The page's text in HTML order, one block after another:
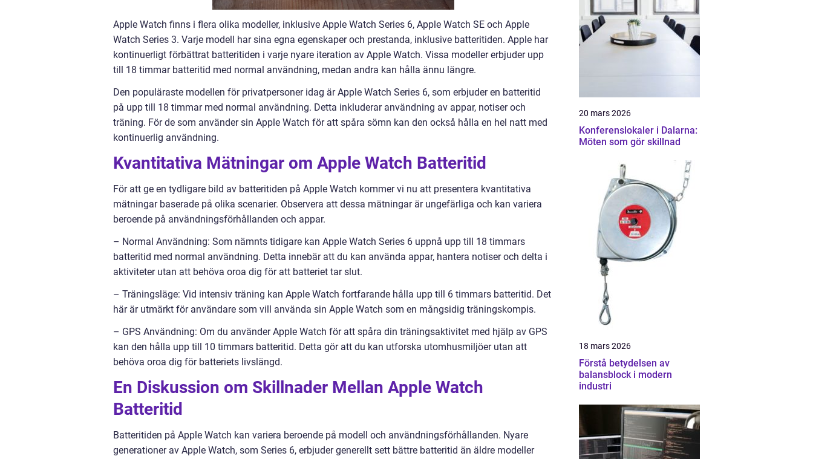
Apple Watch finns i flera olika modeller, inklusive Apple Watch Series 6, Apple Watch SE och Apple
Watch Series 3. Varje modell har sina egna egenskaper och prestanda, inklusive batteritiden. Apple har
kontinuerligt förbättrat batteritiden i varje nyare iteration av Apple Watch. Vissa modeller erbjuder upp
till 18 timmar batteritid med normal användning, medan andra kan hålla ännu längre.
Den populäraste modellen för privatpersoner idag är Apple Watch Series 6, som erbjuder en batteritid
på upp till 18 timmar med normal användning. Detta inkluderar användning av appar, notiser och
träning. För de som använder sin Apple Watch för att spåra sömn kan den också hålla en hel natt med
kontinuerlig användning.
Kvantitativa Mätningar om Apple Watch Batteritid
För att ge en tydligare bild av batteritiden på Apple Watch kommer vi nu att presentera kvantitativa
mätningar baserade på olika scenarier. Observera att dessa mätningar är ungefärliga och kan variera
beroende på användningsförhållanden och appar.
– Normal Användning: Som nämnts tidigare kan Apple Watch Series 6 uppnå upp till 18 timmars
batteritid med normal användning. Detta innebär att du kan använda appar, hantera notiser och delta i
aktiviteter utan att behöva oroa dig för att batteriet tar slut.
– Träningsläge: Vid intensiv träning kan Apple Watch fortfarande hålla upp till 6 timmars batteritid. Det
här är utmärkt för användare som vill använda sin Apple Watch som en mångsidig träningskompis.
– GPS Användning: Om du använder Apple Watch för att spåra din träningsaktivitet med hjälp av GPS
kan den hålla upp till 10 timmars batteritid. Detta gör att du kan utforska utomhusmiljöer utan att
behöva oroa dig för batteriets livslängd.
En Diskussion om Skillnader Mellan Apple Watch
Batteritid
Batteritiden på Apple Watch kan variera beroende på modell och användningsförhållanden. Nyare
generationer av Apple Watch, som Series 6, erbjuder generellt sett bättre batteritid än äldre modeller
20 mars 2026
Konferenslokaler i Dalarna:
Möten som gör skillnad
18 mars 2026
Förstå betydelsen av
balansblock i modern
industri